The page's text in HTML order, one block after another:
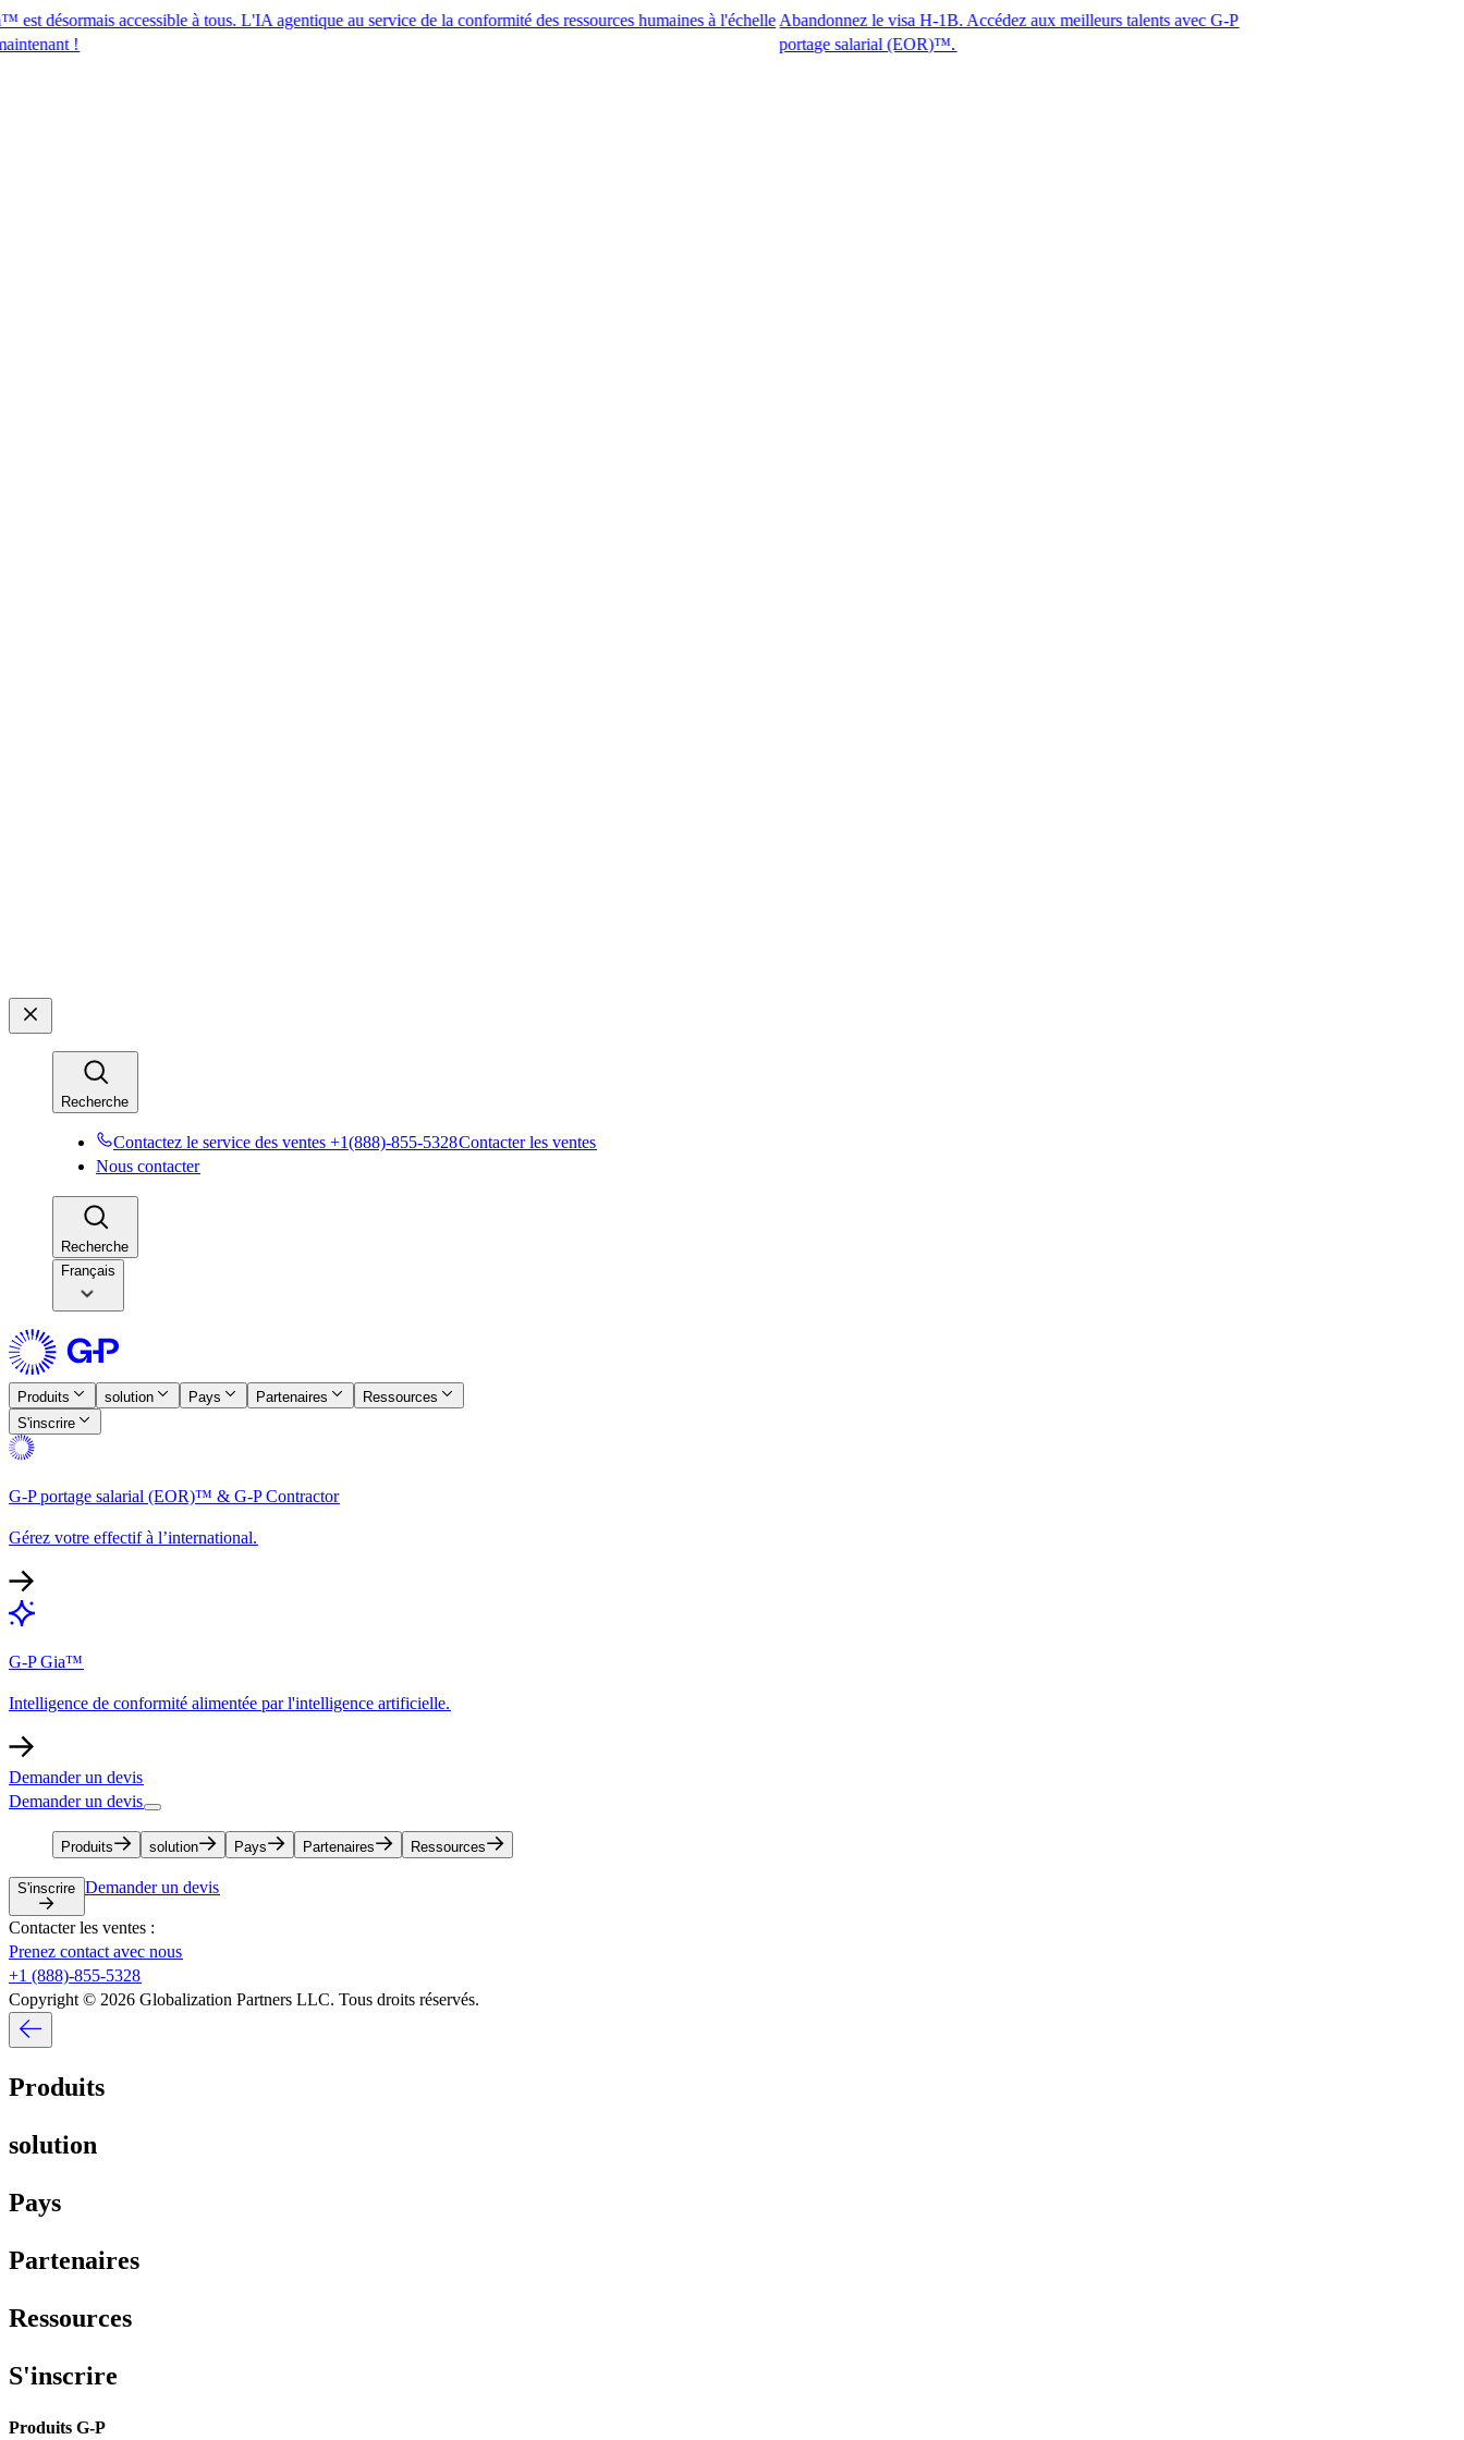
accessible à tous. L'IA agentique au service de la conformité des ressources humaines à l'échelle Abandonnez le visa H-1B. Accédez aux meilleurs talents avec G-P
portage salarial (EOR)™.​​
Recherche​​
Contactez le service des ventes +1(888)-855-5328​​Contacter les ventes​​
Nous contacter​​
Recherche​​
Français
Produits​​ solution​​ Pays​​ Partenaires​​
Ressources​​
S'inscrire​​
G-P portage salarial (EOR)™ & G-P Contractor​​
Gérez votre effectif à l’international.​​
G-P Gia™​​
Intelligence de conformité alimentée par l'intelligence artificielle.​​
Demander un devis​​
Demander un devis​​
Produits​​ solution​​ Pays​​ Partenaires​​ Ressources​​
S'inscrire​​ Demander un devis​​
Contacter les ventes :​​
Prenez contact avec nous​​
+1 (888)-855-5328​​
Copyright © 2026 Globalization Partners LLC. Tous droits réservés.​​
Produits​​
solution​​
Pays​​
Partenaires​​
Ressources​​
S'inscrire​​
Produits G-P​​